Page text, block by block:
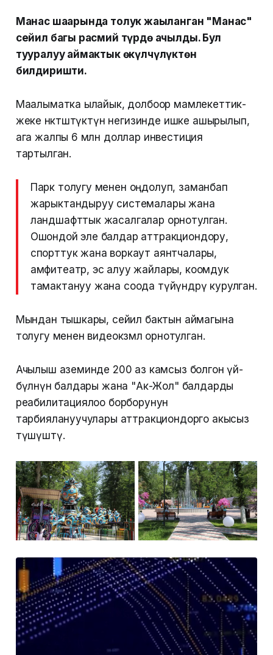
Манас шаарында толук жаңыланган "Манас"
сейил багы расмий түрдө ачылды. Бул
тууралуу аймактык өкүлчүлүктөн
билдиришти.
Маалыматка ылайык, долбоор мамлекеттик-
жеке өнөктөштүктүн негизинде ишке ашырылып,
ага жалпы 6 млн доллар инвестиция
тартылган.
Парк толугу менен оңдолуп, заманбап
жарыктандыруу системалары жана
ландшафттык жасалгалар орнотулган.
Ошондой эле балдар аттракциондору,
спорттук жана воркаут аянтчалары,
амфитеатр, эс алуу жайлары, коомдук
тамактануу жана соода түйүндөрү курулган.
Мындан тышкары, сейил бактын аймагына
толугу менен видеокөзөмөл орнотулган.
Ачылыш аземинде 200 аз камсыз болгон үй-
бүлөнүн балдары жана "Ак-Жол" балдарды
реабилитациялоо борборунун
тарбиялануучулары аттракциондорго акысыз
түшүштү.